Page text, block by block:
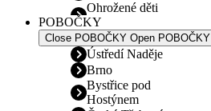
Ohrožené děti
POBOČKY
Close POBOČKY Open POBOČKY
Ústředí Naděje
Brno
Bystřice pod
Hostýnem